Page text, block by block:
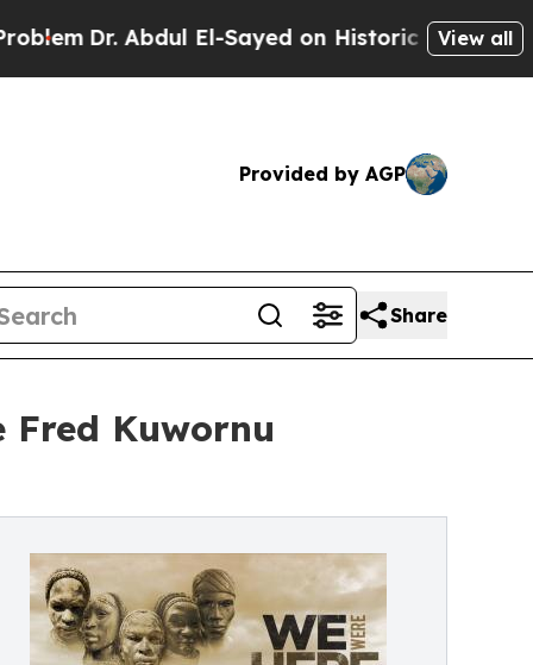
Abdul El-Sayed on Historic Michigan Win:View all
Provided by AGP
Share
Fred Kuwornu